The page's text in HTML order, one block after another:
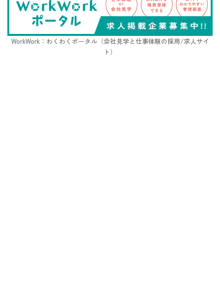
WorkWork：わくわくポータル（会社見学と仕事体験の採用/求人サイ
ト）